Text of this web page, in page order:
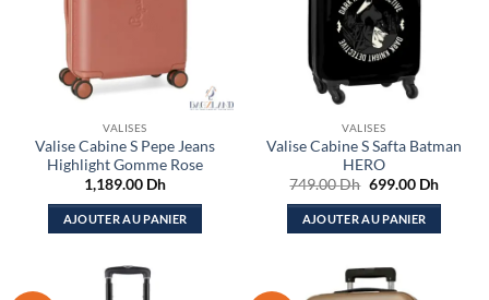
VALISES
Valise Cabine S Pepe Jeans
Highlight Gomme Rose
1,189.00 Dh
AJOUTER AU PANIER
VALISES
Valise Cabine S Safta Batman
HERO
749.00Dh Le
initial
était :
699.00 DhLe
actuel
AJOUTER AU PANIER